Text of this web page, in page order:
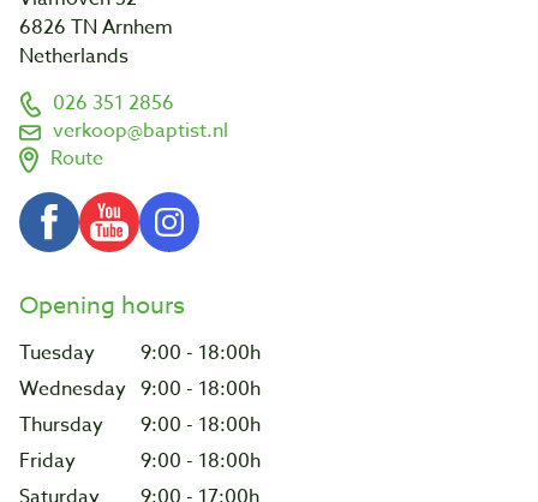
6826 TN Arnhem
Netherlands
026 351 2856
verkoop@baptist.nl
Route
Opening hours
Tuesday
9:00 - 18:00h
Wednesday 9:00 - 18:00h
Thursday
9:00 - 18:00h
Friday
9:00 - 18:00h